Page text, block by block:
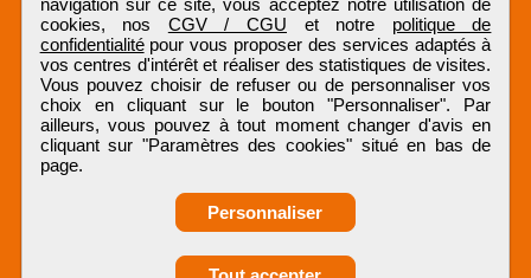
Obtenir ses
navigation sur ce site, vous acceptez notre utilisation de
cookies, nos CGV / CGU et notre politique de
confidentialitépour vous proposer des services adaptés à
vos centres d'intérêt et réaliser des statistiques de visites.
Vous pouvez choisir de refuser ou de personnaliser vos
choix en cliquant sur le bouton "Personnaliser". Par
ailleurs, vous pouvez à tout moment changer d'avis en
cliquant sur "Paramètres des cookies" situé en bas de
page.
Personnaliser